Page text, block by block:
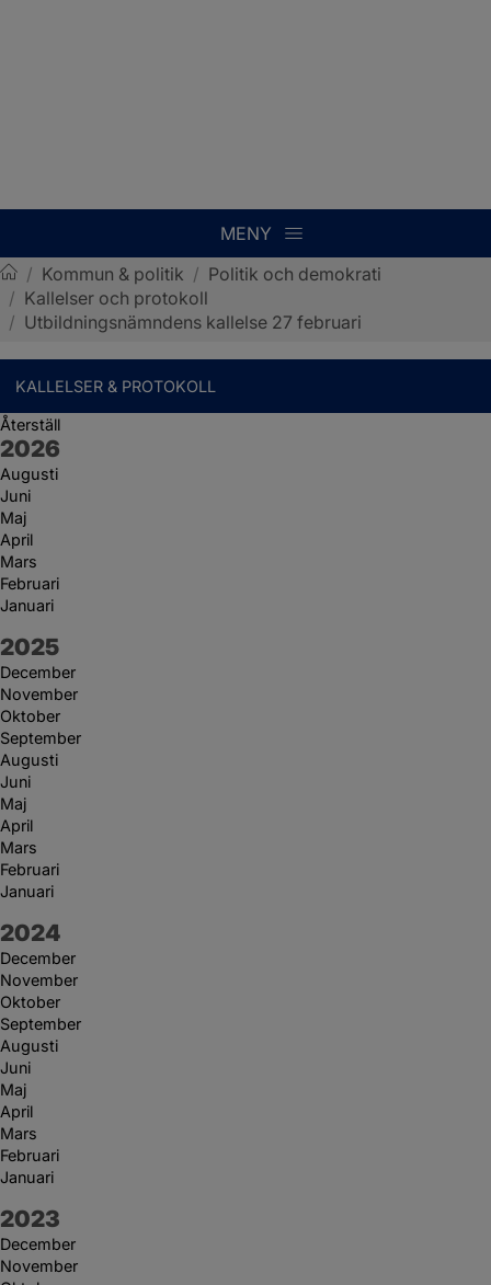
MENY
Sotenäs kommun
/ Kommun & politik / Politik och demokrati
/ Kallelser och protokoll
/ Utbildningsnämndens kallelse 27 februari
KALLELSER & PROTOKOLL
Återställ
År:
2026
Augusti
Juni
Maj
April
Mars
Februari
Januari
År:
2025
December
November
Oktober
September
Augusti
Juni
Maj
April
Mars
Februari
Januari
År:
2024
December
November
Oktober
September
Augusti
Juni
Maj
April
Mars
Februari
Januari
År:
2023
December
November